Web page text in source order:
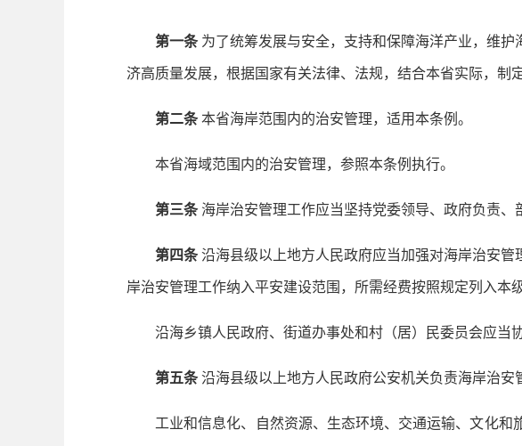
第一条为了统筹发展与安全，支持和保障海洋产业，维
济高质量发展，根据国家有关法律、法规，结合本省实际，制
第二条本省海岸范围内的治安管理，适用本条例。
本省海域范围内的治安管理，参照本条例执行。
第三条海岸治安管理工作应当坚持党委领导、政府负责、
第四条沿海县级以上地方人民政府应当加强对海岸治安
岸治安管理工作纳入平安建设范围，所需经费按照规定列入本
沿海乡镇人民政府、街道办事处和村（居）民委员会应当协
第五条沿海县级以上地方人民政府公安机关负责海岸治安
工业和信息化、自然资源、生态环境、交通运输、文化和